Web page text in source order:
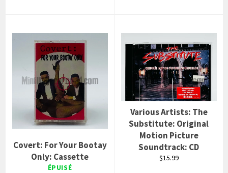
Covert: For Your Bootay
Only: Cassette
ÉPUISÉ
Various Artists: The
Substitute: Original
Motion Picture
Soundtrack: CD
Prix
$15.99